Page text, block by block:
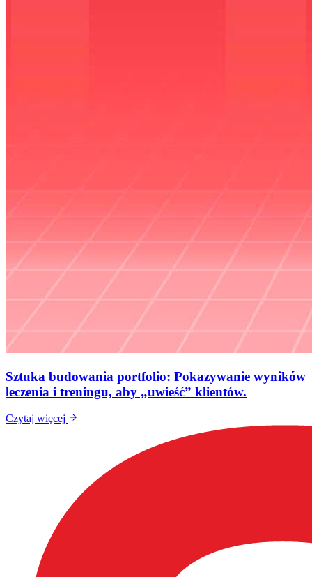
Sztuka budowania portfolio: Pokazywanie wyników
leczenia i treningu, aby „uwieść” klientów.
Czytaj więcej